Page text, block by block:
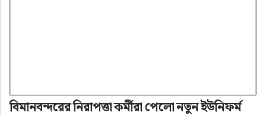
বিমানবন্দরের নিরাপত্তা কর্মীরা পেলো নতুন ইউনিফর্ম